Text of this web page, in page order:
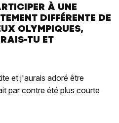
À UNE
DIFFÉRENTE DE
OLYMPIQUES,
TU ET
et j'aurais adoré être
par contre été plus courte